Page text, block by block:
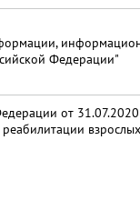
Федерации"
от